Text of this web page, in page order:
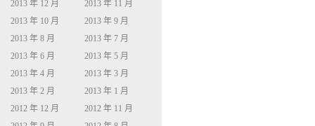
2013 年 12 月
2013 年 11 月
2013 年 10 月
2013 年 9 月
2013 年 8 月
2013 年 7 月
2013 年 6 月
2013 年 5 月
2013 年 4 月
2013 年 3 月
2013 年 2 月
2013 年 1 月
2012 年 12 月
2012 年 11 月